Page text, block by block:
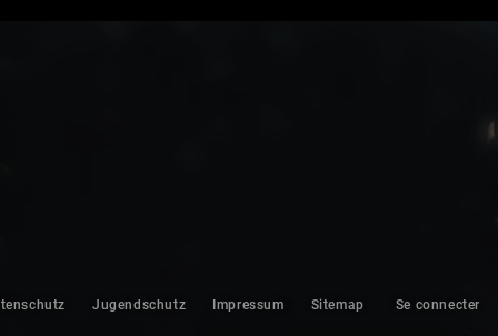
Jugendschutz Impressum Sitemap Se connecter